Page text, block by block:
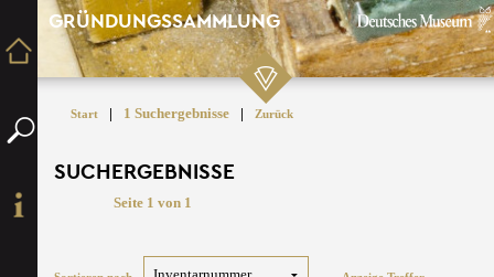
GRÜNDUNGSSAMMLUNG
Start | 1 Suchergebnisse | Zurück
SUCHERGEBNISSE
Seite 1 von 1